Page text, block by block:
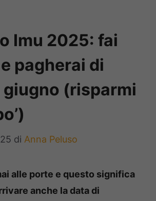
Imu 2025: fai
pagherai di
giugno (risparmi
di Anna Peluso
alle porte e questo significa
anche la data di